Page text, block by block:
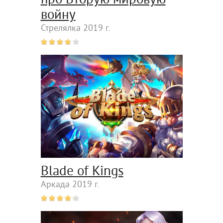
войну
Стрелялка 2019 г.
Blade of Kings
Аркада 2019 г.